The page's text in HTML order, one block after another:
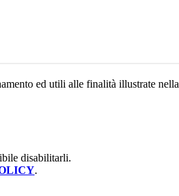
ed utili alle finalità illustrate nella
disabilitarli.
.